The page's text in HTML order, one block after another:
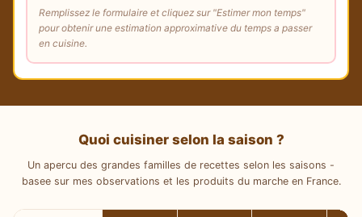
Remplissez le formulaire et cliquez sur "Estimer mon temps"
pour obtenir une estimation approximative du temps a passer
en cuisine.
Quoi cuisiner selon la saison ?
Un apercu des grandes familles de recettes selon les saisons -
basee sur mes observations et les produits du marche en France.